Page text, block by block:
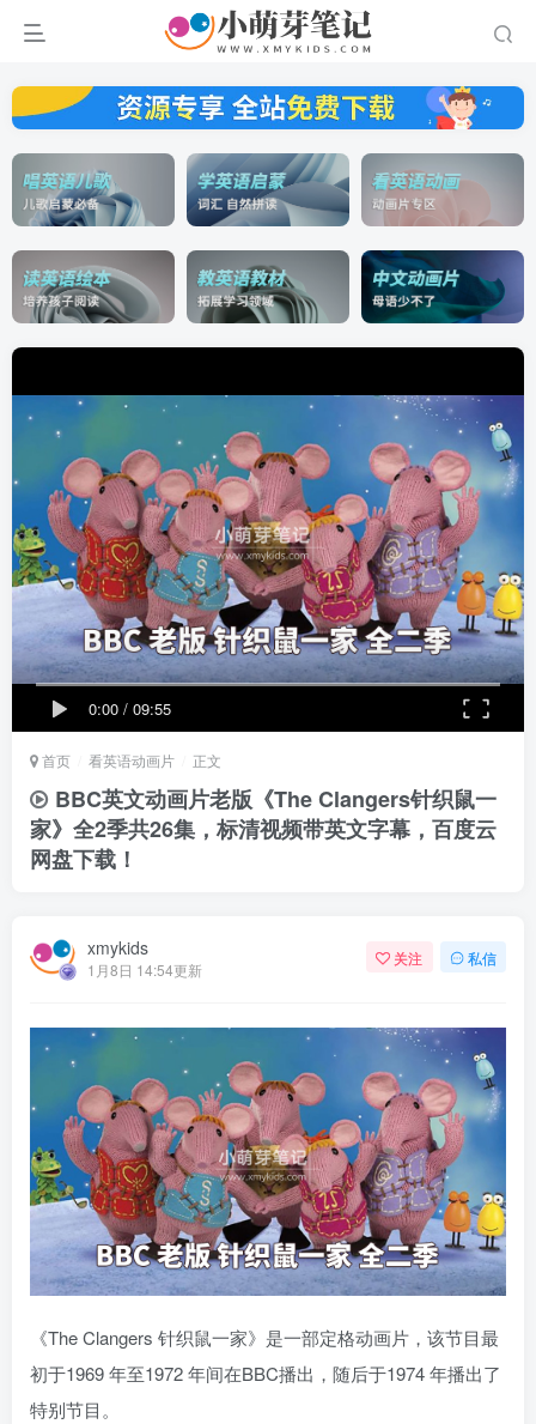
0:00 / 09:55
首页 看英语动画片 正文
BBC英文动画片老版《The Clangers针织鼠一
家》全2季共26集，标清视频带英文字幕，百度云
网盘下载！
xmykids
1月8日 14:54更新
关注 私信
《The Clangers 针织鼠一家》是一部定格动画片，该节目最
初于1969 年至1972 年间在BBC播出，随后于1974 年播出了
特别节目。